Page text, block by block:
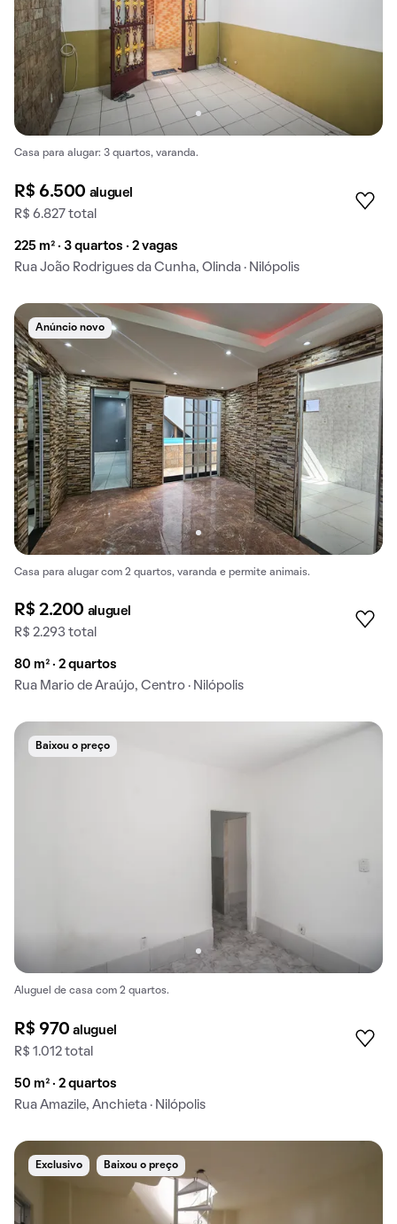
Casa para alugar: 3 quartos, varanda.
R$ 6.500 aluguel
R$ 6.827 total
225 m² · 3 quartos · 2 vagas
Rua João Rodrigues da Cunha, Olinda · Nilópolis
Anúncio novo
Casa para alugar com 2 quartos, varanda e permite animais.
R$ 2.200 aluguel
R$ 2.293 total
80 m² · 2 quartos
Rua Mario de Araújo, Centro · Nilópolis
Baixou o preço
Aluguel de casa com 2 quartos.
R$ 970aluguel
R$ 1.012 total
50 m² · 2 quartos
Rua Amazile, Anchieta · Nilópolis
Exclusivo Baixou o preço